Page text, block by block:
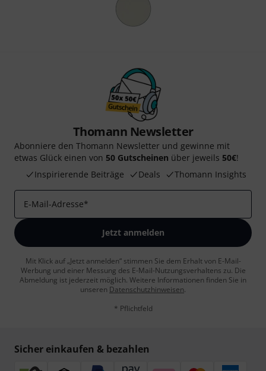
Thomann Newsletter
Abonniere den Thomann Newsletter und gewinne mit
etwas Glück einen von 50 Gutscheinen über jeweils 50€!
Inspirierende Beiträge
Deals Thomann Insights
E-Mail-Adresse*
Jetzt anmelden
Mit Klick auf „Jetzt anmelden“ stimmen Sie dem Erhalt von E-Mail-
Werbung und einer Messung des E-Mail-Nutzungsverhaltens zu. Die
Abmeldung ist jederzeit möglich. Weitere Informationen finden Sie in
unseren Datenschutzhinweisen.
* Pflichtfeld
Sicher einkaufen & bezahlen